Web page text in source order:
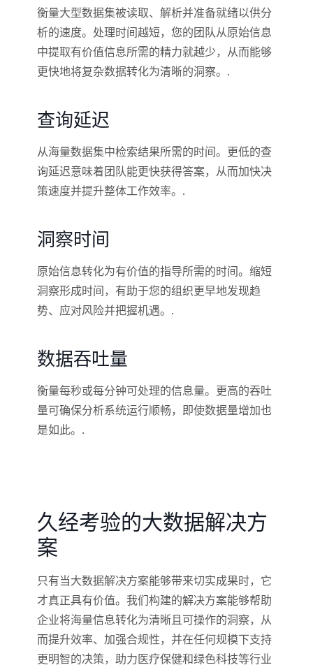
衡量大型数据集被读取、解析并准备就绪以供分
析的速度。处理时间越短，您的团队从原始信息
中提取有价值信息所需的精力就越少，从而能够
更快地将复杂数据转化为清晰的洞察。.
查询延迟
从海量数据集中检索结果所需的时间。更低的查
询延迟意味着团队能更快获得答案，从而加快决
策速度并提升整体工作效率。.
洞察时间
原始信息转化为有价值的指导所需的时间。缩短
洞察形成时间，有助于您的组织更早地发现趋
势、应对风险并把握机遇。.
数据吞吐量
衡量每秒或每分钟可处理的信息量。更高的吞吐
量可确保分析系统运行顺畅，即使数据量增加也
是如此。.
久经考验的大数据解决方
案
只有当大数据解决方案能够带来切实成果时，它
才真正具有价值。我们构建的解决方案能够帮助
企业将海量信息转化为清晰且可操作的洞察，从
而提升效率、加强合规性，并在任何规模下支持
更明智的决策，助力医疗保健和绿色科技等行业